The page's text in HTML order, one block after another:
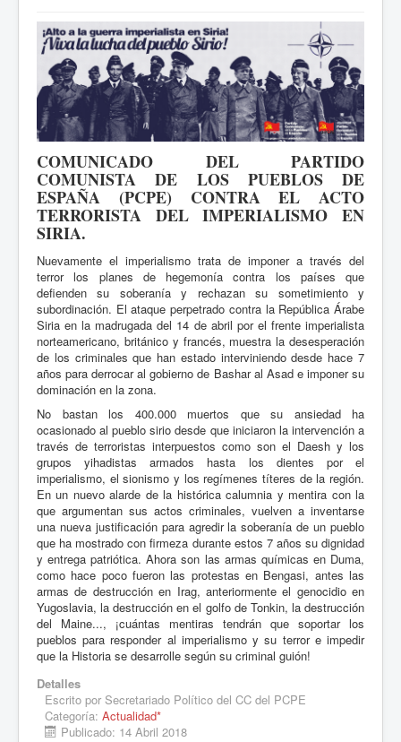
COMUNICADO DEL PARTIDO
COMUNISTA DE LOS PUEBLOS DE
ESPAÑA (PCPE) CONTRA EL ACTO
TERRORISTA DEL IMPERIALISMO EN
SIRIA.
Nuevamente el imperialismo trata de imponer a través del
terror los planes de hegemonía contra los países que
defienden su soberanía y rechazan su sometimiento y
subordinación. El ataque perpetrado contra la República Árabe
Siria en la madrugada del 14 de abril por el frente imperialista
norteamericano, británico y francés, muestra la desesperación
de los criminales que han estado interviniendo desde hace 7
años para derrocar al gobierno de Bashar al Asad e imponer su
dominación en la zona.
No bastan los 400.000 muertos que su ansiedad ha
ocasionado al pueblo sirio desde que iniciaron la intervención a
través de terroristas interpuestos como son el Daesh y los
grupos yihadistas armados hasta los dientes por el
imperialismo, el sionismo y los regímenes títeres de la región.
En un nuevo alarde de la histórica calumnia y mentira con la
que argumentan sus actos criminales, vuelven a inventarse
una nueva justificación para agredir la soberanía de un pueblo
que ha mostrado con firmeza durante estos 7 años su dignidad
y entrega patriótica. Ahora son las armas químicas en Duma,
como hace poco fueron las protestas en Bengasi, antes las
armas de destrucción en Irag, anteriormente el genocidio en
Yugoslavia, la destrucción en el golfo de Tonkin, la destrucción
del Maine..., ¡cuántas mentiras tendrán que soportar los
pueblos para responder al imperialismo y su terror e impedir
que la Historia se desarrolle según su criminal guión!
Detalles
Escrito por Secretariado Político del CC del PCPE
Categoría: Actualidad*
Publicado: 14 Abril 2018